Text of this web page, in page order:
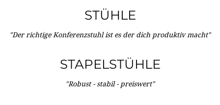
STÜHLE
"Der richtige Konferenzstuhl ist es der dich produktiv macht"
STAPELSTÜHLE
"Robust - stabil - preiswert"